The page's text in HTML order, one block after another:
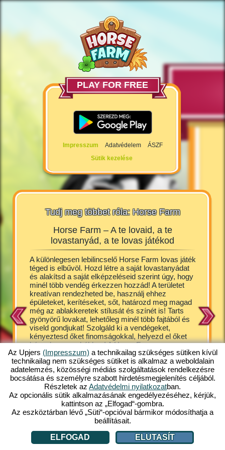
PLAY FOR FREE
Impresszum Adatvédelem
ÁSZF
Sütik kezelése
Tudj meg többet róla: Horse Farm
stb. A
Horse Farm – A te lovaid, a te
lovastanyád, a te lovas játékod
A különlegesen lebilincselő Horse Farm lovas játék
téged is elbűvöl. Hozd létre a saját lovastanyádat
és alakítsd a saját elképzeléseid szerint úgy, hogy
minél több vendég érkezzen hozzád! A területet
kreatívan rendezheted be, használj ehhez
épületeket, kerítéseket, sőt, határozd meg magad
még az ablakkeretek stílusát és színét is! Tarts
gyönyörű lovakat, lehetőleg minél több fajtából és
viseld gondjukat! Szolgáld ki a vendégeket,
kényeztesd őket finomságokkal, helyezd el őket
kényelmes szobákban! A Horse Farm egy nagyon
aranyos, egy kicsit képregényes jellegű
játékvilágba repít téged, ahol garantált a kellemes
kikapcsolódás. Ezt az ingyenes online játékot a
mobilverzió után már számítógépen is elérheted.
Játssz te is velünk!
Persze
lovak
a Horse
Az Upjers (Impresszum) a technikailag szükséges sütiken kívül
technikailag nem szükséges sütiket is alkalmaz a weboldalain
adatelemzés, közösségi médiás szolgáltatások rendelkezésre
bocsátása és személyre szabott hirdetésmegjelenítés céljából.
Részletek az Adatvédelmi nyilatkozatban.
Az opcionális sütik alkalmazásának engedélyezéséhez, kérjük,
kattintson az „Elfogad“-gombra.
Az eszköztárban lévő „Süti“-opcióval bármikor módosíthatja a
beállításait.
ELFOGAD
ELUTASÍT